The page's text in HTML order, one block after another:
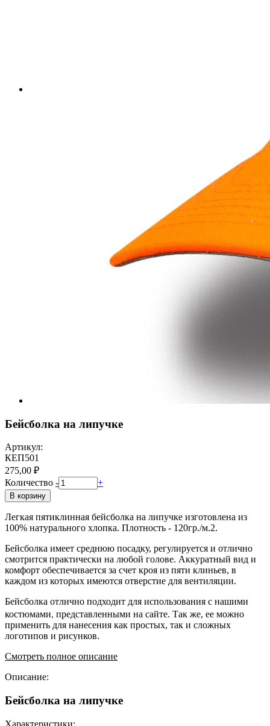
Бейсболка на липучке
Артикул:
КЕП501
275,00 ₽
Количество - +
В корзину
Легкая пятиклинная бейсболка на липучке изготовлена из
100% натурального хлопка. Плотность - 120гр./м.2.
Бейсболка имеет среднюю посадку, регулируется и отлично
смотрится практически на любой голове. Аккуратный вид и
комфорт обеспечивается за счет кроя из пяти клиньев, в
каждом из которых имеются отверстие для вентиляции.
Бейсболка отлично подходит для использования с нашими
костюмами, представленными на сайте. Так же, ее можно
применить для нанесения как простых, так и сложных
логотипов и рисунков.
Смотреть полное описание
Описание:
Бейсболка на липучке
Характеристики: